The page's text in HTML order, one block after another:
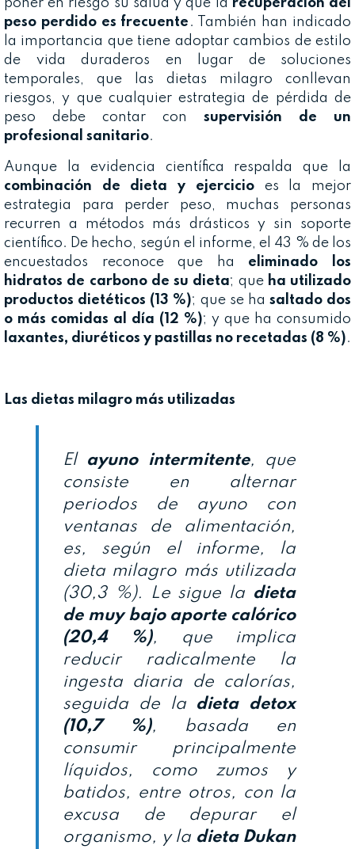
poner en riesgo su salud y que la
recuperación del
peso perdido es frecuente . También han indicado
la importancia que tiene adoptar cambios de estilo
de vida duraderos en lugar de soluciones
temporales, que las dietas milagro conllevan
riesgos, y que cualquier estrategia de pérdida de
peso debe contar con supervisión de un
profesional sanitario.
Aunque la evidencia científica respalda que la
combinación de dieta y ejercicioes la mejor
estrategia para perder peso, muchas personas
recurren a métodos más drásticos y sin soporte
científico. De hecho, según el informe, el 43 % de los
encuestados reconoce que ha eliminado los
hidratos de carbono de su dieta; que ha utilizado
productos dietéticos (13 %); que se ha saltado dos
o más comidas al día (12 %); y que ha consumido
laxantes, diuréticos y pastillas no recetadas (8 %).
Las dietas milagro más utilizadas
El ayuno intermitente, que
consiste en alternar
periodos de ayuno con
ventanas de alimentación,
es, según el informe, la
dieta milagro más utilizada
(30,3 %). Le sigue la dieta
de muy bajo aporte calórico
(20,4 %), que implica
reducir radicalmente la
ingesta diaria de calorías,
seguida de la dieta detox
(10,7 %), basada en
consumir principalmente
líquidos, como zumos y
batidos, entre otros, con la
excusa de depurar el
organismo, y la dieta Dukan